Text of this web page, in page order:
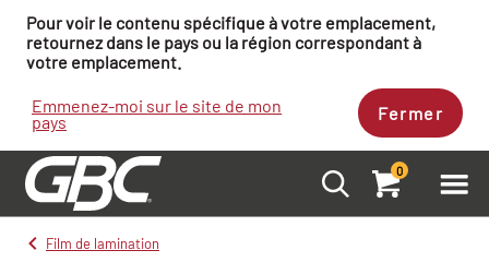
Pour voir le contenu spécifique à votre emplacement,
retournez dans le pays ou la région correspondant à
votre emplacement.
Emmenez-moi sur le site de mon
pays Fermer
0
Film de lamination